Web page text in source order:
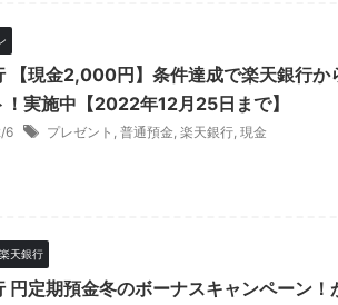
【現金2,000円】条件達成で楽天銀行
！実施中【2022年12月25日まで】
6 プレゼント , 普通預金, 楽天銀行, 現金
楽天銀行
円定期預金冬のボーナスキャンペーン